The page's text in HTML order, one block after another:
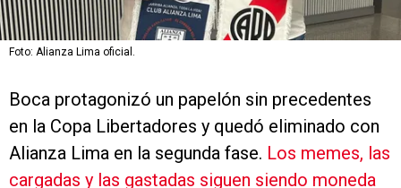
Foto: Alianza Lima oficial.
Boca protagonizó un papelón sin precedentes
en la Copa Libertadores y quedó eliminado con
Alianza Lima en la segunda fase. Los memes, las
cargadas y las gastadas siguen siendo moneda